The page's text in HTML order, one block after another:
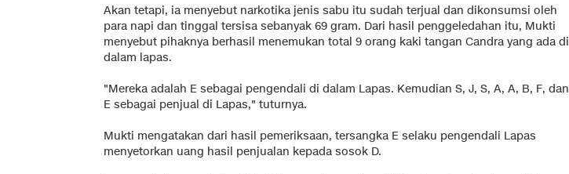
Akan tetapi, ia menyebut narkotika jenis sabu itu sudah terjual dan dikonsumsi oleh
para napi dan tinggal tersisa sebanyak 69 gram. Dari hasil penggeledahan itu, Mukti
menyebut pihaknya berhasil menemukan total 9 orang kaki tangan Candra yang ada di
dalam lapas.
"Mereka adalah E sebagai pengendali di dalam Lapas. Kemudian S, J, S, A, A, B, F, dan
E sebagai penjual di Lapas," tuturnya.
Mukti mengatakan dari hasil pemeriksaan, tersangka E selaku pengendali Lapas
menyetorkan uang hasil penjualan kepada sosok D.